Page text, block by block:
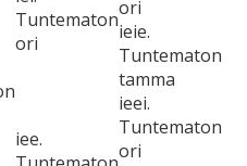
Tuntematon
ori
ori
ieie.
Tuntematon
tamma
iee.
ieei.
Tuntematon
ori